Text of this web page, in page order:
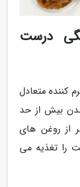
درست
کننده متعادل
بیش از حد
از روغن های
را تغذیه می